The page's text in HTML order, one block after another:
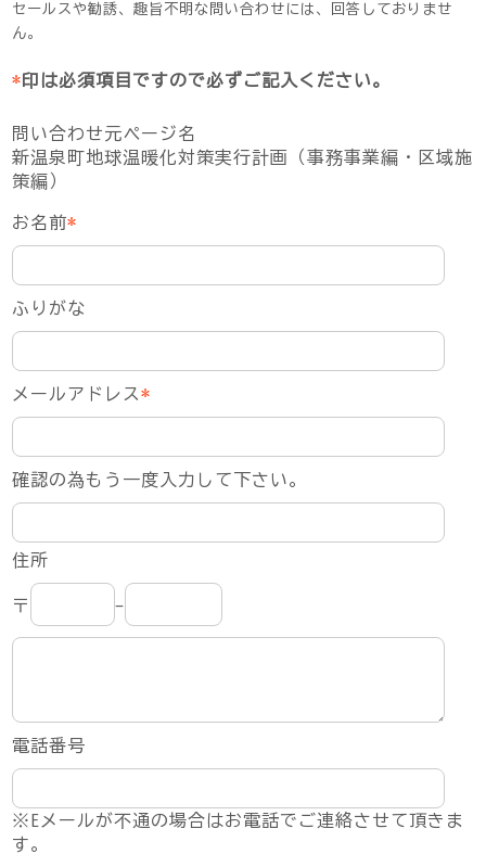
セールスや勧誘、趣旨不明な問い合わせには、回答しておりませ
ん。
*印は必須項目ですので必ずご記入ください。
問い合わせ元ページ名
新温泉町地球温暖化対策実行計画（事務事業編・区域施
策編）
お名前*
ふりがな
メールアドレス*
確認の為もう一度入力して下さい。
住所
〒 -
電話番号
※Eメールが不通の場合はお電話でご連絡させて頂きま
す。